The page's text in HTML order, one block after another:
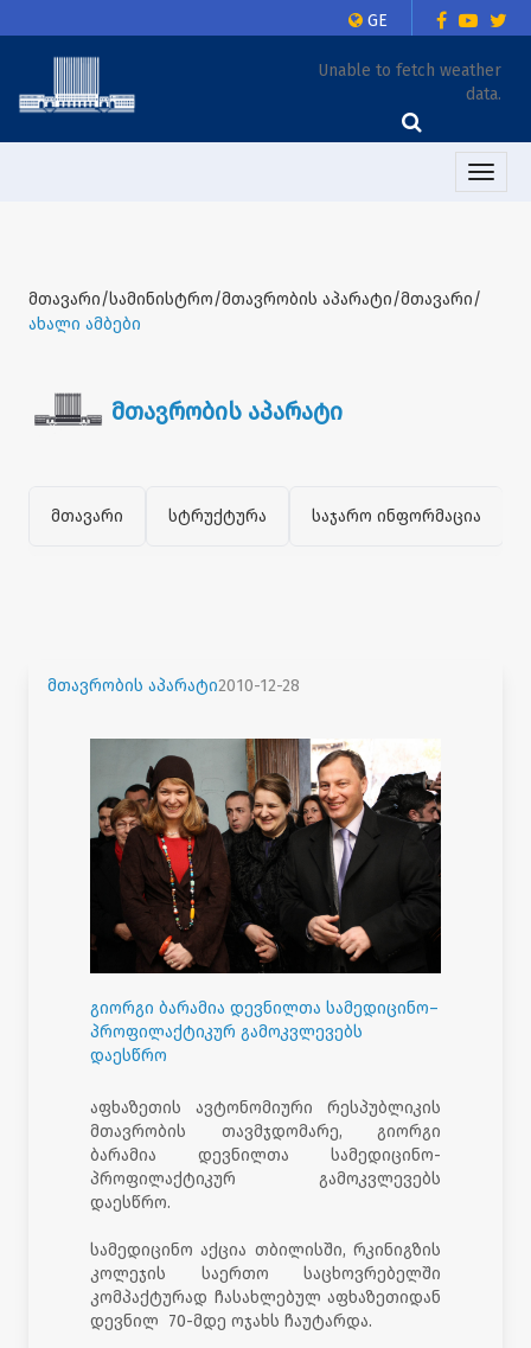
GE
Unable to fetch weather
data.
Toggle
მთავარი/სამინისტრო/მთავრობის აპარატი/მთავარი/
ახალი ამბები
მთავრობის აპარატი
მთავარი სტრუქტურა საჯარო ინფორმაცია
მთავრობის აპარატი2010-12-28
გიორგი ბარამია დევნილთა სამედიცინო–
პროფილაქტიკურ გამოკვლევებს
დაესწრო
აფხაზეთის ავტონომიური რესპუბლიკის
მთავრობის თავმჯდომარე, გიორგი
ბარამია დევნილთა სამედიცინო-
პროფილაქტიკურ გამოკვლევებს
დაესწრო.
სამედიცინო აქცია თბილისში, რკინიგზის
კოლეჯის საერთო საცხოვრებელში
კომპაქტურად ჩასახლებულ აფხაზეთიდან
დევნილ 70-მდე ოჯახს ჩაუტარდა.